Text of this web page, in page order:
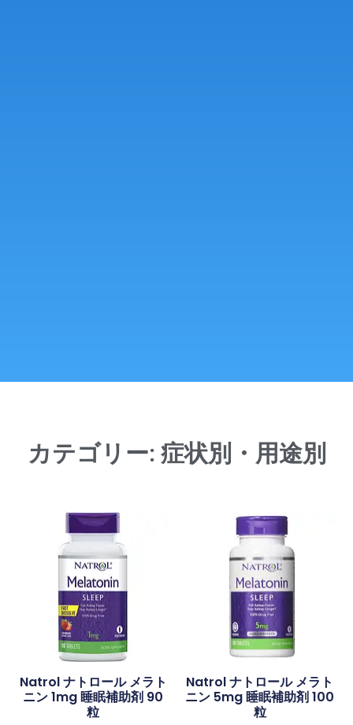
カテゴリー: 症状別・用途別
Natrol ナトロール メラト
ニン 1mg 睡眠補助剤 90
粒
Natrol ナトロール メラト
ニン 5mg 睡眠補助剤 100
粒